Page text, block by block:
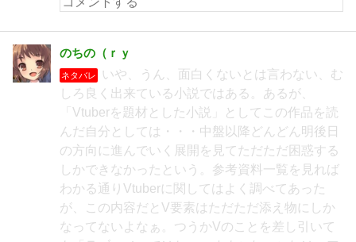
のちの（ｒｙ
ネタバレ
いや、うん、面白くないとは言わない、む
しろ良く出来ている小説ではある。あるが、
「Vtuberを題材とした小説」としてこの作品を読
んだ自分としては・・・中盤以降どんどん明後日
の方向に進んでいく展開を見てただただ困惑する
しかできなかったという。参考資料一覧を見れば
わかる通りVtuberに関してはよく調べてあった
が、この内容だとV要素はただただ添え物にしか
なってないよなぁ。つうかVのことを差し引いて